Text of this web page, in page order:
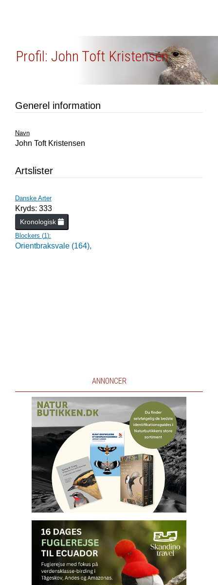
Profil: John Toft Kristensen
Generel information
Navn
John Toft Kristensen
Artslister
Danske Arter
Kryds: 333
Kronologisk
Blockers (1):
Orientbraksvale (164),
ANNONCER